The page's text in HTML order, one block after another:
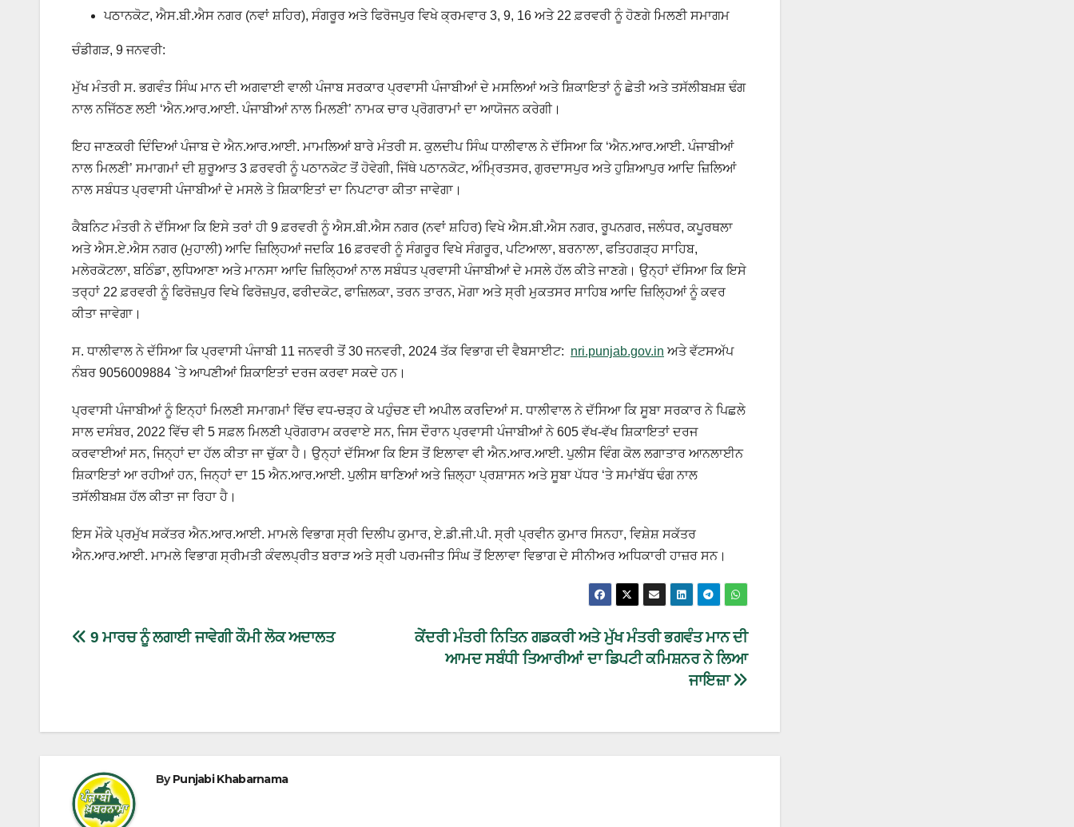
ਪਠਾਨਕੋਟ, ਐਸ.ਬੀ.ਐਸ ਨਗਰ (ਨਵਾਂ ਸ਼ਹਿਰ), ਸੰਗਰੂਰ ਅਤੇ ਫਿਰੋਜਪੁਰ ਵਿਖੇ ਕ੍ਰਮਵਾਰ 3, 9, 16 ਅਤੇ 22 ਫ਼ਰਵਰੀ ਨੂੰ ਹੋਣਗੇ ਮਿਲਣੀ ਸਮਾਗਮ
ਚੰਡੀਗੜ, 9 ਜਨਵਰੀ:
ਮੁੱਖ ਮੰਤਰੀ ਸ. ਭਗਵੰਤ ਸਿੰਘ ਮਾਨ ਦੀ ਅਗਵਾਈ ਵਾਲੀ ਪੰਜਾਬ ਸਰਕਾਰ ਪ੍ਰਵਾਸੀ ਪੰਜਾਬੀਆਂ ਦੇ ਮਸਲਿਆਂ ਅਤੇ ਸ਼ਿਕਾਇਤਾਂ ਨੂੰ ਛੇਤੀ ਅਤੇ ਤਸੱਲੀਬਖ਼ਸ਼ ਢੰਗ
ਨਾਲ ਨਜਿੱਠਣ ਲਈ ‘ਐਨ.ਆਰ.ਆਈ. ਪੰਜਾਬੀਆਂ ਨਾਲ ਮਿਲਣੀ’ ਨਾਮਕ ਚਾਰ ਪ੍ਰੋਗਰਾਮਾਂ ਦਾ ਆਯੋਜਨ ਕਰੇਗੀ।
ਇਹ ਜਾਣਕਰੀ ਦਿੰਦਿਆਂ ਪੰਜਾਬ ਦੇ ਐਨ.ਆਰ.ਆਈ. ਮਾਮਲਿਆਂ ਬਾਰੇ ਮੰਤਰੀ ਸ. ਕੁਲਦੀਪ ਸਿੰਘ ਧਾਲੀਵਾਲ ਨੇ ਦੱਸਿਆ ਕਿ ‘ਐਨ.ਆਰ.ਆਈ. ਪੰਜਾਬੀਆਂ
ਨਾਲ ਮਿਲਣੀ’ ਸਮਾਗਮਾਂ ਦੀ ਸ਼ੁਰੂਆਤ 3 ਫ਼ਰਵਰੀ ਨੂੰ ਪਠਾਨਕੋਟ ਤੋਂ ਹੋਵੇਗੀ, ਜਿੱਥੇ ਪਠਾਨਕੋਟ, ਅੰਮ੍ਰਿਤਸਰ, ਗੁਰਦਾਸਪੁਰ ਅਤੇ ਹੁਸ਼ਿਆਪੁਰ ਆਦਿ ਜ਼ਿਲਿਆਂ
ਨਾਲ ਸਬੰਧਤ ਪ੍ਰਵਾਸੀ ਪੰਜਾਬੀਆਂ ਦੇ ਮਸਲੇ ਤੇ ਸ਼ਿਕਾਇਤਾਂ ਦਾ ਨਿਪਟਾਰਾ ਕੀਤਾ ਜਾਵੇਗਾ।
ਕੈਬਨਿਟ ਮੰਤਰੀ ਨੇ ਦੱਸਿਆ ਕਿ ਇਸੇ ਤਰਾਂ ਹੀ 9 ਫ਼ਰਵਰੀ ਨੂੰ ਐਸ.ਬੀ.ਐਸ ਨਗਰ (ਨਵਾਂ ਸ਼ਹਿਰ) ਵਿਖੇ ਐਸ.ਬੀ.ਐਸ ਨਗਰ, ਰੂਪਨਗਰ, ਜਲੰਧਰ, ਕਪੂਰਥਲਾ
ਅਤੇ ਐਸ.ਏ.ਐਸ ਨਗਰ (ਮੁਹਾਲੀ) ਆਦਿ ਜ਼ਿਲ੍ਹਿਆਂ ਜਦਕਿ 16 ਫ਼ਰਵਰੀ ਨੂੰ ਸੰਗਰੂਰ ਵਿਖੇ ਸੰਗਰੂਰ, ਪਟਿਆਲਾ, ਬਰਨਾਲਾ, ਫਤਿਹਗੜ੍ਹ ਸਾਹਿਬ,
ਮਲੇਰਕੋਟਲਾ, ਬਠਿੰਡਾ, ਲੁਧਿਆਣਾ ਅਤੇ ਮਾਨਸਾ ਆਦਿ ਜ਼ਿਲ੍ਹਿਆਂ ਨਾਲ ਸਬੰਧਤ ਪ੍ਰਵਾਸੀ ਪੰਜਾਬੀਆਂ ਦੇ ਮਸਲੇ ਹੱਲ ਕੀਤੇ ਜਾਣਗੇ। ਉਨ੍ਹਾਂ ਦੱਸਿਆ ਕਿ ਇਸੇ
ਤਰ੍ਹਾਂ 22 ਫ਼ਰਵਰੀ ਨੂੰ ਫਿਰੋਜ਼ਪੁਰ ਵਿਖੇ ਫਿਰੋਜ਼ਪੁਰ, ਫਰੀਦਕੋਟ, ਫਾਜ਼ਿਲਕਾ, ਤਰਨ ਤਾਰਨ, ਮੋਗਾ ਅਤੇ ਸ੍ਰੀ ਮੁਕਤਸਰ ਸਾਹਿਬ ਆਦਿ ਜ਼ਿਲ੍ਹਿਆਂ ਨੂੰ ਕਵਰ
ਕੀਤਾ ਜਾਵੇਗਾ।
ਸ. ਧਾਲੀਵਾਲ ਨੇ ਦੱਸਿਆ ਕਿ ਪ੍ਰਵਾਸੀ ਪੰਜਾਬੀ 11 ਜਨਵਰੀ ਤੋਂ 30 ਜਨਵਰੀ, 2024 ਤੱਕ ਵਿਭਾਗ ਦੀ ਵੈਬਸਾਈਟ: nri.punjab.gov.in ਅਤੇ ਵੱਟਸਅੱਪ
ਨੰਬਰ 9056009884 `ਤੇ ਆਪਣੀਆਂ ਸ਼ਿਕਾਇਤਾਂ ਦਰਜ ਕਰਵਾ ਸਕਦੇ ਹਨ।
ਪ੍ਰਵਾਸੀ ਪੰਜਾਬੀਆਂ ਨੂੰ ਇਨ੍ਹਾਂ ਮਿਲਣੀ ਸਮਾਗਮਾਂ ਵਿੱਚ ਵਧ-ਚੜ੍ਹ ਕੇ ਪਹੁੰਚਣ ਦੀ ਅਪੀਲ ਕਰਦਿਆਂ ਸ. ਧਾਲੀਵਾਲ ਨੇ ਦੱਸਿਆ ਕਿ ਸੂਬਾ ਸਰਕਾਰ ਨੇ ਪਿਛਲੇ
ਸਾਲ ਦਸੰਬਰ, 2022 ਵਿੱਚ ਵੀ 5 ਸਫ਼ਲ ਮਿਲਣੀ ਪ੍ਰੋਗਰਾਮ ਕਰਵਾਏ ਸਨ, ਜਿਸ ਦੌਰਾਨ ਪ੍ਰਵਾਸੀ ਪੰਜਾਬੀਆਂ ਨੇ 605 ਵੱਖ-ਵੱਖ ਸ਼ਿਕਾਇਤਾਂ ਦਰਜ
ਕਰਵਾਈਆਂ ਸਨ, ਜਿਨ੍ਹਾਂ ਦਾ ਹੱਲ ਕੀਤਾ ਜਾ ਚੁੱਕਾ ਹੈ। ਉਨ੍ਹਾਂ ਦੱਸਿਆ ਕਿ ਇਸ ਤੋਂ ਇਲਾਵਾ ਵੀ ਐਨ.ਆਰ.ਆਈ. ਪੁਲੀਸ ਵਿੰਗ ਕੋਲ ਲਗਾਤਾਰ ਆਨਲਾਈਨ
ਸ਼ਿਕਾਇਤਾਂ ਆ ਰਹੀਆਂ ਹਨ, ਜਿਨ੍ਹਾਂ ਦਾ 15 ਐਨ.ਆਰ.ਆਈ. ਪੁਲੀਸ ਥਾਣਿਆਂ ਅਤੇ ਜ਼ਿਲ੍ਹਾ ਪ੍ਰਸ਼ਾਸਨ ਅਤੇ ਸੂਬਾ ਪੱਧਰ ‘ਤੇ ਸਮਾਂਬੱਧ ਢੰਗ ਨਾਲ
ਤਸੱਲੀਬਖ਼ਸ਼ ਹੱਲ ਕੀਤਾ ਜਾ ਰਿਹਾ ਹੈ।
ਇਸ ਮੌਕੇ ਪ੍ਰਮੁੱਖ ਸਕੱਤਰ ਐਨ.ਆਰ.ਆਈ. ਮਾਮਲੇ ਵਿਭਾਗ ਸ੍ਰੀ ਦਿਲੀਪ ਕੁਮਾਰ, ਏ.ਡੀ.ਜੀ.ਪੀ. ਸ੍ਰੀ ਪ੍ਰਵੀਨ ਕੁਮਾਰ ਸਿਨਹਾ, ਵਿਸ਼ੇਸ਼ ਸਕੱਤਰ
ਐਨ.ਆਰ.ਆਈ. ਮਾਮਲੇ ਵਿਭਾਗ ਸ੍ਰੀਮਤੀ ਕੰਵਲਪ੍ਰੀਤ ਬਰਾੜ ਅਤੇ ਸ੍ਰੀ ਪਰਮਜੀਤ ਸਿੰਘ ਤੋਂ ਇਲਾਵਾ ਵਿਭਾਗ ਦੇ ਸੀਨੀਅਰ ਅਧਿਕਾਰੀ ਹਾਜ਼ਰ ਸਨ।
ਕੇਂਦਰੀ ਮੰਤਰੀ ਨਿਤਿਨ ਗਡਕਰੀ ਅਤੇ ਮੁੱਖ ਮੰਤਰੀ ਭਗਵੰਤ ਮਾਨ ਦੀ
ਆਮਦ ਸਬੰਧੀ ਤਿਆਰੀਆਂ ਦਾ ਡਿਪਟੀ ਕਮਿਸ਼ਨਰ ਨੇ ਲਿਆ
ਜਾਇਜ਼ਾ
9 ਮਾਰਚ ਨੂੰ ਲਗਾਈ ਜਾਵੇਗੀ ਕੌਮੀ ਲੋਕ ਅਦਾਲਤ
ByPunjabi Khabarnama